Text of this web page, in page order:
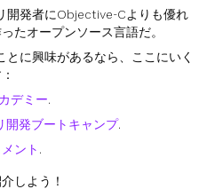
開発者にObjective-Cよりも優れ
たオープンソース言語だ。
に興味があるなら、ここにいく
デミー.
開発ブートキャンプ.
ント .
しよう！